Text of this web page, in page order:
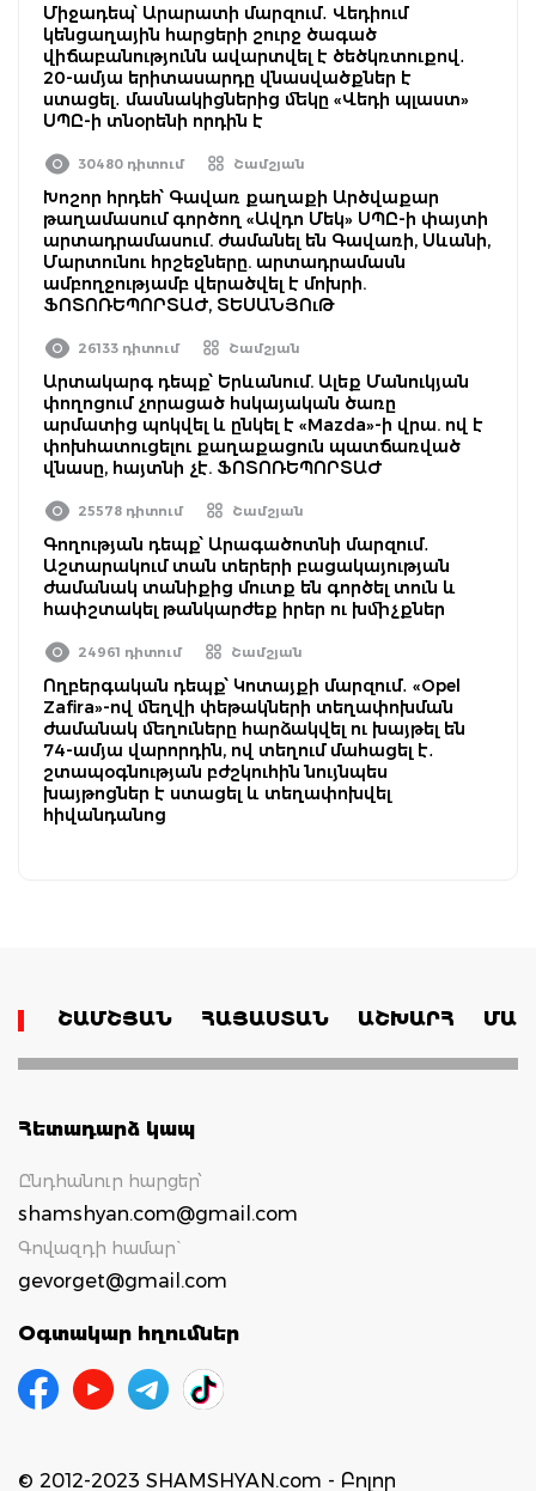
Միջադեպ՝ Արարատի մարզում․ Վեդիում
կենցաղային հարցերի շուրջ ծագած
վիճաբանությունն ավարտվել է ծեծկռտուքով․
20-ամյա երիտասարդը վնասվածքներ է
ստացել․ մասնակիցներից մեկը «Վեդի պլաստ»
ՍՊԸ-ի տնօրենի որդին է
30480 դիտում Շամշյան
Խոշոր հրդեհ՝ Գավառ քաղաքի Արծվաքար
թաղամասում գործող «Ավդո Մեկ» ՍՊԸ-ի փայտի
արտադրամասում. ժամանել են Գավառի, Սևանի,
Մարտունու հրշեջները. արտադրամասն
ամբողջությամբ վերածվել է մոխրի.
ՖՈՏՈՌԵՊՈՐՏԱԺ, ՏԵՍԱՆՅՈւԹ
26133 դիտում Շամշյան
Արտակարգ դեպք՝ Երևանում. Ալեք Մանուկյան
փողոցում չորացած հսկայական ծառը
արմատից պոկվել և ընկել է «Mazda»-ի վրա. ով է
փոխհատուցելու քաղաքացուն պատճառված
վնասը, հայտնի չէ. ՖՈՏՈՌԵՊՈՐՏԱԺ
25578 դիտում Շամշյան
Գողության դեպք՝ Արագածոտնի մարզում․
Աշտարակում տան տերերի բացակայության
ժամանակ տանիքից մուտք են գործել տուն և
հափշտակել թանկարժեք իրեր ու խմիչքներ
24961 դիտում Շամշյան
Ողբերգական դեպք՝ Կոտայքի մարզում․ «Opel
Zafira»-ով մեղվի փեթակների տեղափոխման
ժամանակ մեղուները հարձակվել ու խայթել են
74-ամյա վարորդին, ով տեղում մահացել է․
շտապօգնության բժշկուհին նույնպես
խայթոցներ է ստացել և տեղափոխվել
հիվանդանոց
ՇԱՄՇՅԱՆ ՀԱՅԱՍՏԱՆ ԱՇԽԱՐՀ
Հետադարձ կապ
Ընդհանուր հարցեր՝
shamshyan.com@gmail.com
Գովազդի համար`
gevorget@gmail.com
Օգտակար հղումներ
© 2012-2023 SHAMSHYAN.com - Բոլոր